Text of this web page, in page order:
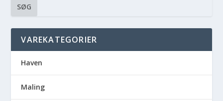
SØG
VAREKATEGORIER
Haven
Maling